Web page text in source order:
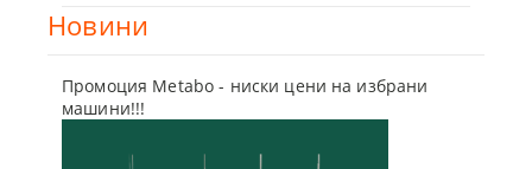
Новини
Промоция Metabo - ниски цени на избрани
машини!!!